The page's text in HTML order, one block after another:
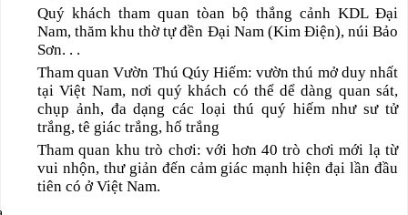
Quý khách tham quan tòan bộ thắng cảnh KDL Đại
Nam, thăm khu thờ tự đền Đại Nam (Kim Điện), núi Bảo
Sơn. . .
Tham quan Vườn Thú Qúy Hiếm: vườn thú mở duy nhất
tại Việt Nam, nơi quý khách có thể dể dàng quan sát,
chụp ảnh, đa dạng các loại thú quý hiếm như sư tử
trắng, tê giác trắng, hổ trắng
Tham quan khu trò chơi: với hơn 40 trò chơi mới lạ từ
vui nhộn, thư giản đến cảm giác mạnh hiện đại lần đầu
tiên có ở Việt Nam.